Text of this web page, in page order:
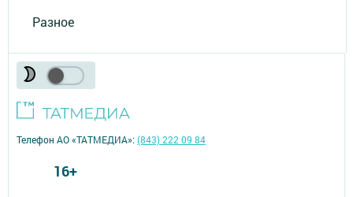
Разное
Телефон АО «ТАТМЕДИА»:(843) 222 09 84
16+